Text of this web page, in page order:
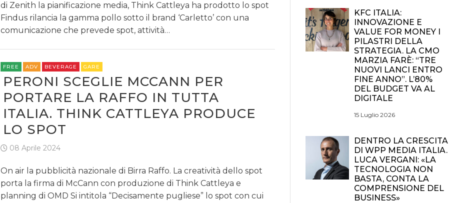
di Zenith la pianificazione media, Think Cattleya ha prodotto lo spot
Findus rilancia la gamma pollo sotto il brand ‘Carletto’ con una
comunicazione che prevede spot, attività…
FREE ADV BEVERAGE GARE
PERONI SCEGLIE MCCANN PER
PORTARE LA RAFFO IN TUTTA
ITALIA. THINK CATTLEYA PRODUCE
LO SPOT
08 Aprile 2024
On air la pubblicità nazionale di Birra Raffo. La creatività dello spot
porta la firma di McCann con produzione di Think Cattleya e
planning di OMD Si intitola “Decisamente pugliese” lo spot con cui
KFC ITALIA:
INNOVAZIONE E
VALUE FOR MONEY I
PILASTRI DELLA
STRATEGIA. LA CMO
MARZIA FARÈ: “TRE
NUOVI LANCI ENTRO
FINE ANNO”. L’80%
DEL BUDGET VA AL
DIGITALE
15 Luglio 2026
DENTRO LA CRESCITA
DI WPP MEDIA ITALIA.
LUCA VERGANI: «LA
TECNOLOGIA NON
BASTA, CONTA LA
COMPRENSIONE DEL
BUSINESS»